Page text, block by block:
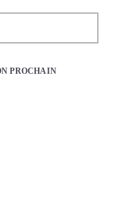
PROCHAIN